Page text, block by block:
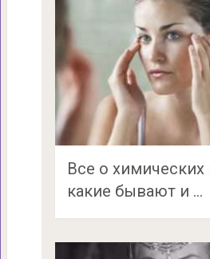
Все о химических
какие бывают и …